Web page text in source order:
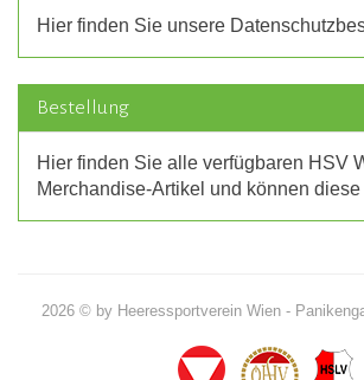
Hier finden Sie unsere
Bestellung
Hier finden Sie alle verfügbaren HSV
Merchandise-Artikel und können
2026 © by Heeressportverein Wien -